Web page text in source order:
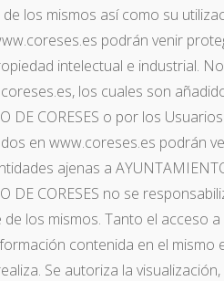
los mismos así como su
podrán venir
intelectual e industrial.
los cuales son
DE CORESES o por los
en www.coreses.es podrán
ajenas a
DE CORESES no se
de los mismos. Tanto el acceso
contenida en el mismo
Se autoriza la